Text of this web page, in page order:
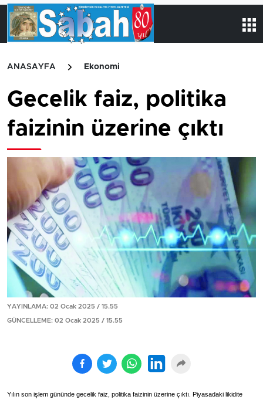
ANASAYFA Ekonomi
Gecelik faiz, politika
faizinin üzerine çıktı
YAYINLAMA: 02 Ocak 2025 / 15.55
GÜNCELLEME: 02 Ocak 2025 / 15.55
Yılın son işlem gününde gecelik faiz, politika faizinin üzerine çıktı. Piyasadaki likidite